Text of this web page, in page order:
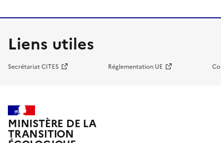
Liens utiles
Secrétariat CITES Réglementation UE
MINISTÈRE DE LA
TRANSITION